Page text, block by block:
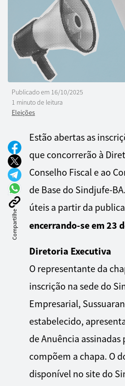
Publicado em 16/10/2025
1 minuto de leitura
Eleições
Compartilhe
Estão abertas as
que concorrerão à
Conselho Fiscal e ao
de Base do Sindjufe-
úteis a partir da
encerrando-se em 23
Diretoria Executiva
O representante da
inscrição na sede do
Empresarial,
estabelecido,
de Anuência assinadas
compõem a chapa. O
disponível no site do